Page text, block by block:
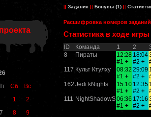
Сб
Вс
1
2
7 8
9
Задания Бонусы (1)
Расшифровка номеров заданий
Статистика в ходе игры
ID Команда 1 2
8
Пираты
12:28
#1 +
18:04
#2 +
117 Культ Ктулху
08:32
#1 +
29:09
#2 +
162 Jedi kNights
15:10
#1 +
12:35
#2 +
111 NightShadowS06:36
#1 +
17:16
#2 +